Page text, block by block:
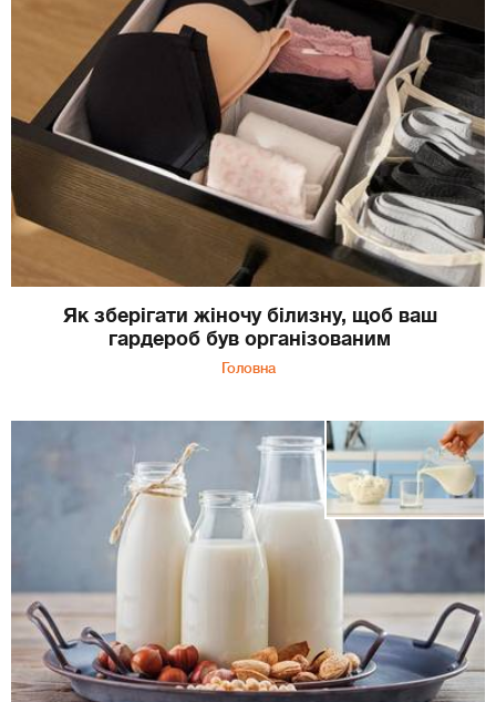
Як зберігати жіночу білизну, щоб ваш
гардероб був організованим
Головна